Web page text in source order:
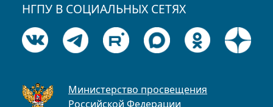
НГПУ В СОЦИАЛЬНЫХ СЕТЯХ
Министерство просвещения
Российской Федерации